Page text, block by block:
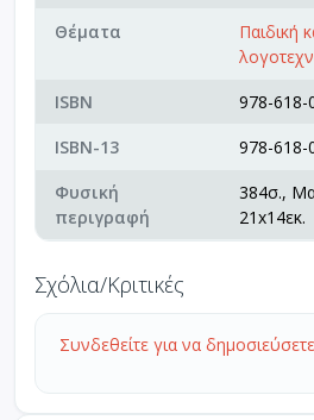
Θέματα
Παιδική
ISBN
978-618-
ISBN-13
978-618-
Φυσική
περιγραφή
384σ.,
21x14εκ.
Σχόλια/Κριτικές
Συνδεθείτε για να δημοσιεύσετε